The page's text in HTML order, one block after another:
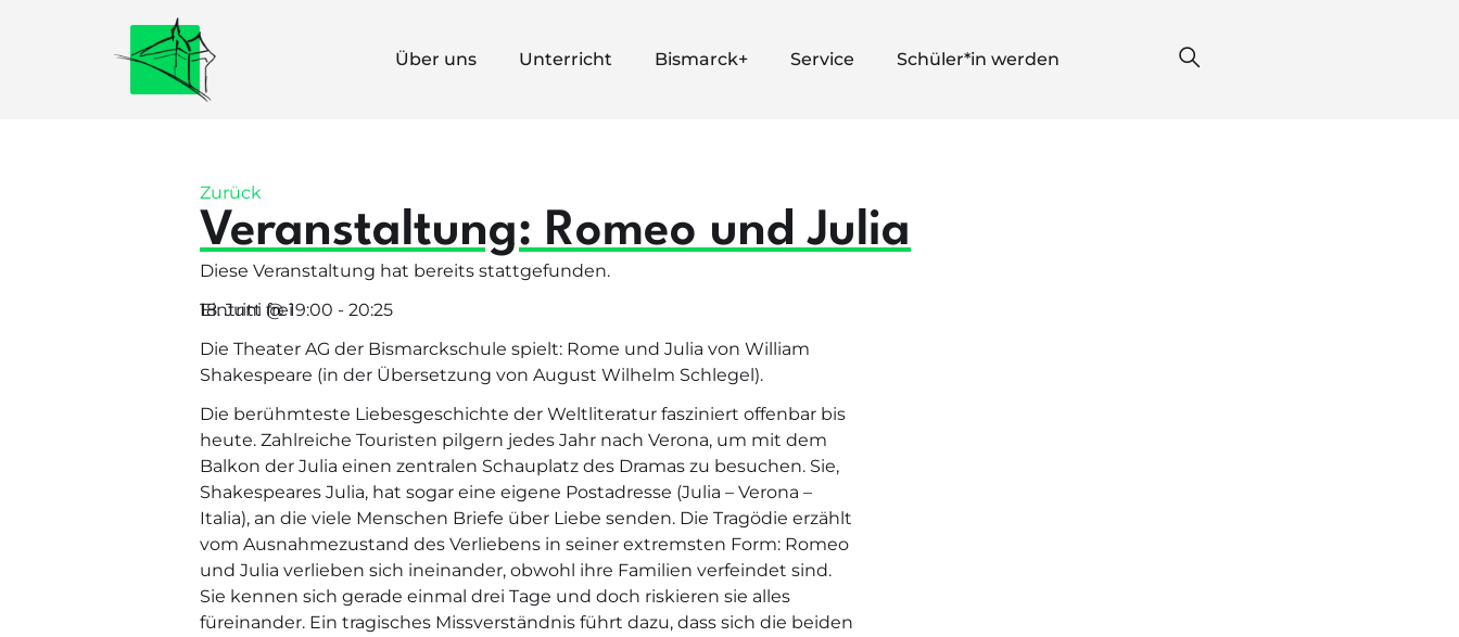
Über uns Unterricht Bismarck+ Service Schüler*in werden
Zurück
Veranstaltung: Romeo und Julia
Diese Veranstaltung hat bereits stattgefunden.
18. Juni @19:00 - 20:25
Eintritt frei
Die Theater AG der Bismarckschule spielt: Rome und Julia von William
Shakespeare (in der Übersetzung von August Wilhelm Schlegel).
Die berühmteste Liebesgeschichte der Weltliteratur fasziniert offenbar bis
heute. Zahlreiche Touristen pilgern jedes Jahr nach Verona, um mit dem
Balkon der Julia einen zentralen Schauplatz des Dramas zu besuchen. Sie,
Shakespeares Julia, hat sogar eine eigene Postadresse (Julia – Verona –
Italia), an die viele Menschen Briefe über Liebe senden. Die Tragödie erzählt
vom Ausnahmezustand des Verliebens in seiner extremsten Form: Romeo
und Julia verlieben sich ineinander, obwohl ihre Familien verfeindet sind.
Sie kennen sich gerade einmal drei Tage und doch riskieren sie alles
füreinander. Ein tragisches Missverständnis führt dazu, dass sich die beiden